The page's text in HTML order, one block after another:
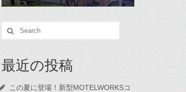
Search
for:
最近の投稿
この夏に登場！新型MOTELWORKSコ